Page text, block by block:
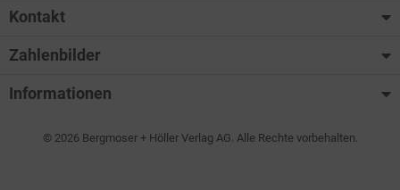
Kontakt
Zahlenbilder
Informationen
© 2026 Bergmoser + Höller Verlag AG. Alle Rechte vorbehalten.